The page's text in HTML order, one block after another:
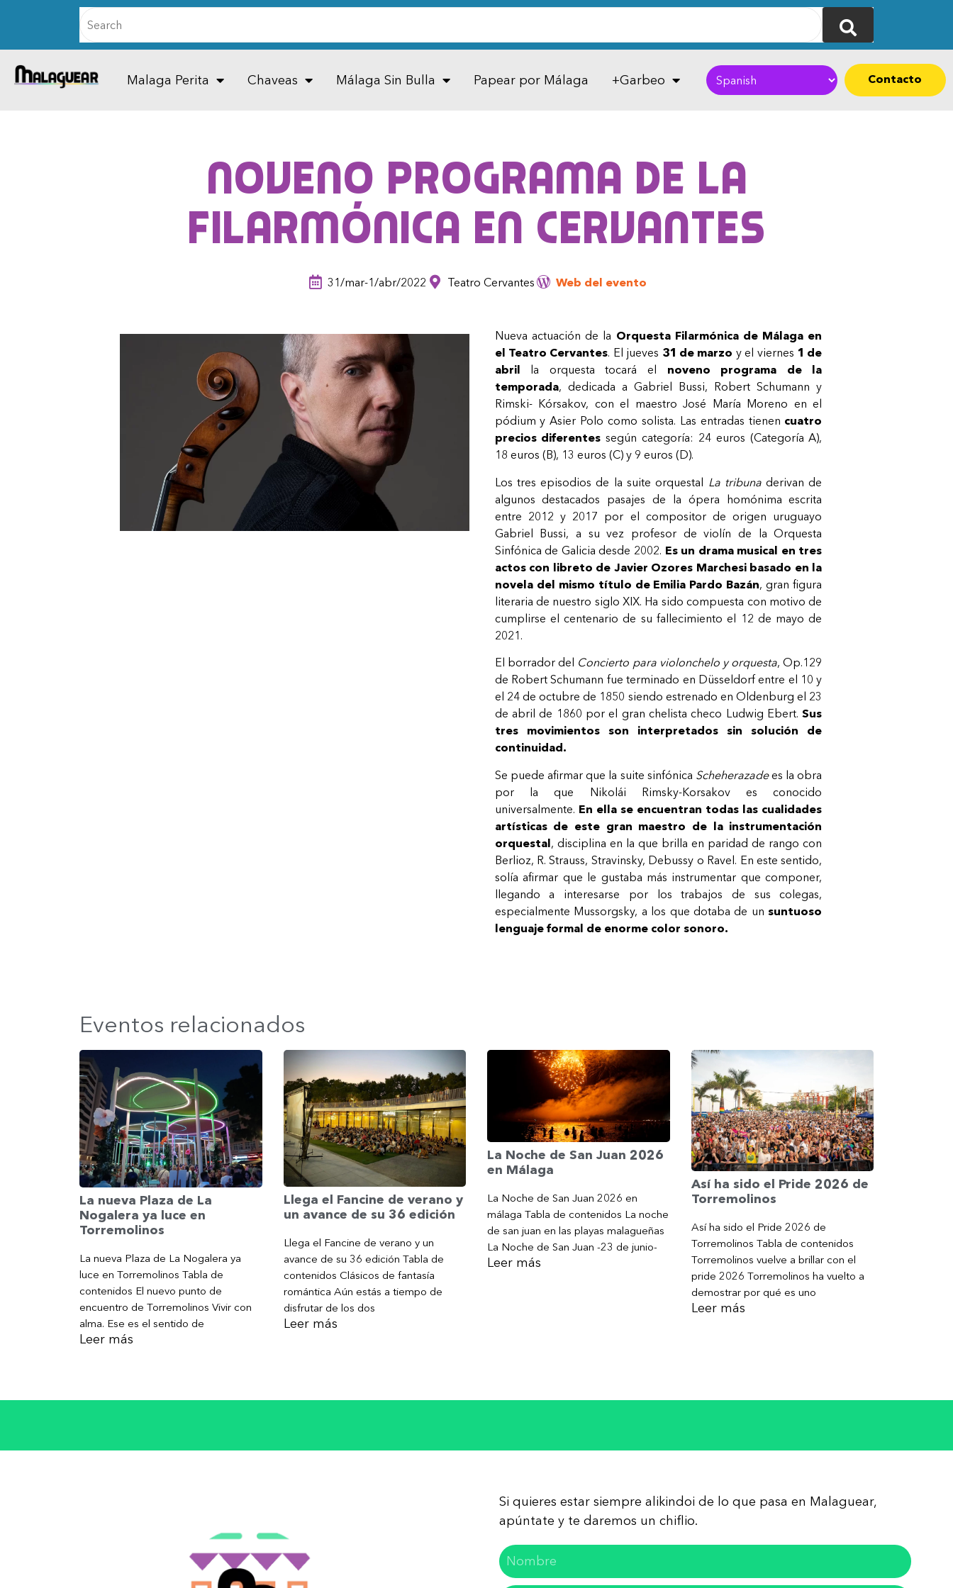
Malaga Perita Chaveas Málaga Sin Bulla Papear por Málaga +Garbeo Contacto
Noveno programa de la
Filarmónica en Cervantes
31/mar-1/abr/2022 Teatro Cervantes Web del evento
Nueva actuación de la Orquesta Filarmónica de Málaga en
el Teatro Cervantes. El jueves 31 de marzo y el viernes 1 de
abril la orquesta tocará el noveno programa de la
temporada, dedicada a Gabriel Bussi, Robert Schumann y
Rimski- Kórsakov, con el maestro José María Moreno en el
pódium y Asier Polocomo solista. Las entradas tienen cuatro
precios diferentes según categoría: 24 euros (Categoría A),
18 euros (B), 13 euros (C) y 9 euros (D).
Los tres episodios de la suite orquestal La tribunaderivan de
algunos destacados pasajes de la ópera homónima escrita
entre 2012 y 2017 por el compositor de origen uruguayo
Gabriel Bussi, a su vez profesor de violín de la Orquesta
Sinfónica de Galicia desde 2002. Es un drama musical en tres
actos con libreto de Javier Ozores Marchesi basado en la
novela del mismo título de Emilia Pardo Bazán, gran figura
literaria de nuestro siglo XIX. Ha sido compuesta con motivo de
cumplirse el centenario de su fallecimiento el 12 de mayo de
2021.
El borrador del Concierto para violonchelo y orquesta, Op.129
de Robert Schumann fue terminado en Düsseldorf entre el 10 y
el 24 de octubre de 1850 siendo estrenado en Oldenburg el 23
de abril de 1860 por el gran chelista checo Ludwig Ebert. Sus
tres movimientos son interpretados sin solución de
continuidad.
Se puede afirmar que la suite sinfónica Scheherazadees la obra
por la que Nikolái Rimsky-Korsakov es conocido
universalmente. En ella se encuentran todas las cualidades
artísticas de este gran maestro de la instrumentación
orquestal, disciplina en la que brilla en paridad de rango con
Berlioz, R. Strauss, Stravinsky, Debussy o Ravel. En este sentido,
solía afirmar que le gustaba más instrumentar que componer,
llegando a interesarse por los trabajos de sus colegas,
especialmente Mussorgsky, a los que dotaba de unsuntuoso
lenguaje formal de enorme color sonoro.
Eventos relacionados
La nueva Plaza de La
Nogalera ya luce en
Torremolinos
La nueva Plaza de La Nogalera ya
luce en Torremolinos Tabla de
contenidos El nuevo punto de
encuentro de Torremolinos Vivir con
alma. Ese es el sentido de
Leer más
Llega el Fancine de verano y
un avance de su 36 edición
Llega el Fancine de verano y un
avance de su 36 edición Tabla de
contenidos Clásicos de fantasía
romántica Aún estás a tiempo de
disfrutar de los dos
Leer más
La Noche de San Juan 2026
en Málaga
La Noche de San Juan 2026 en
málaga Tabla de contenidos La noche
de san juan en las playas malagueñas
La Noche de San Juan -23 de junio-
Leer más
Así ha sido el Pride 2026 de
Torremolinos
Así ha sido el Pride 2026 de
Torremolinos Tabla de contenidos
Torremolinos vuelve a brillar con el
pride 2026 Torremolinos ha vuelto a
demostrar por qué es uno
Leer más
Si quieres estar siempre alikindoi de lo que pasa en Malaguear,
apúntate y te daremos un chiflio.